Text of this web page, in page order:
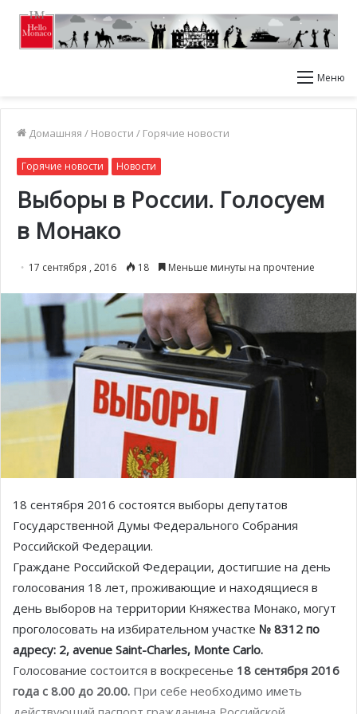
Меню
Домашняя / Новости / Горячие новости
Горячие новости Новости
Выборы в России. Голосуем
в Монако
17 сентября , 2016 18 Меньше минуты на прочтение
18 сентября 2016 состоятся выборы депутатов
Государственной Думы Федерального Собрания
Российской Федерации.
Граждане Российской Федерации, достигшие на день
голосования 18 лет, проживающие и находящиеся в
день выборов на территории Княжества Монако, могут
проголосовать на избирательном участке № 8312 по
адресу: 2, avenue Saint-Charles, Monte Carlo.
Голосование состоится в воскресенье 18 сентября 2016
года с 8.00 до 20.00. При себе необходимо иметь